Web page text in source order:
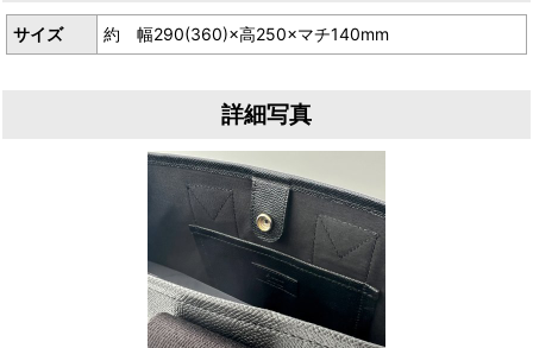
サイズ 約 幅290(360)×高250×マチ140mm
詳細写真